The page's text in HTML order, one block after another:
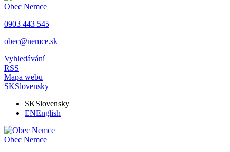
Obec Nemce
0903 443 545
obec@nemce.sk
Vyhledávání
RSS
Mapa webu
SKSlovensky
SKSlovensky
ENEnglish
Obec Nemce